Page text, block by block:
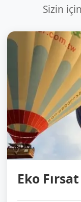
Sizin
Eko